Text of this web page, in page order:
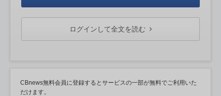
ログインして全文を読む
CBnews無料会員に登録するとサービスの一部が無料でご利用いた
だけます。